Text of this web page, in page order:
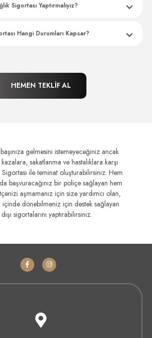
Sigortası Yaptırmalıyız?
Hangi Durumları Kapsar?
HEMEN TEKLİF AL
gelmesini istemeyeceğiniz ancak
sakatlanma ve hastalıklara karşı
Sigortası ile teminat oluşturabilirsiniz. Hem
başvuracağınız bir poliçe sağlayan hem
aşmamanız için size yardımcı olan,
dönebilmeniz için destek sağlayan
sigortalarını yaptırabilirsiniz.